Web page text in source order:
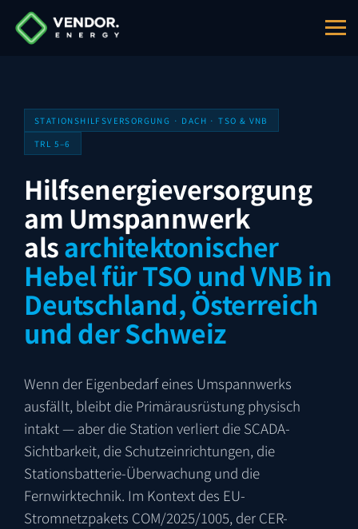
STATIONSHILFSVERSORGUNG · DACH · TSO & VNB
TRL 5–6
Hilfsenergieversorgung
am Umspannwerk
alsarchitektonischer
Hebel für TSO und VNB in
Deutschland, Österreich
und der Schweiz
Wenn der Eigenbedarf eines Umspannwerks
ausfällt, bleibt die Primärausrüstung physisch
intakt — aber die Station verliert die SCADA-
Sichtbarkeit, die Schutzeinrichtungen, die
Stationsbatterie-Überwachung und die
Fernwirktechnik. Im Kontext des EU-
Stromnetzpakets COM/2025/1005, der CER-